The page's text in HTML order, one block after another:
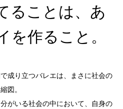
ることは、あ
を作ること。
成り立つバレエは、まさに社会の
縮図。
がいる社会の中において、自身の